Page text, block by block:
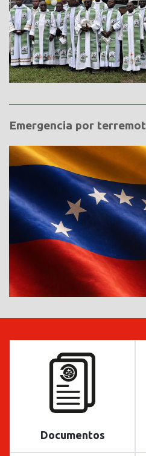
Emergencia por
Documentos